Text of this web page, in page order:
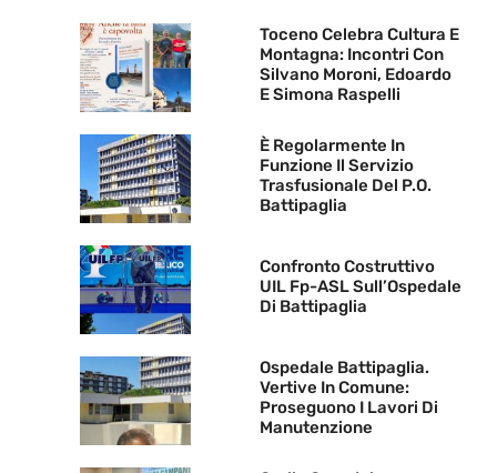
Toceno Celebra Cultura E
Montagna: Incontri Con
Silvano Moroni, Edoardo
E Simona Raspelli
È Regolarmente In
Funzione Il Servizio
Trasfusionale Del P.O.
Battipaglia
Confronto Costruttivo
UIL Fp-ASL Sull’Ospedale
Di Battipaglia
Ospedale Battipaglia.
Vertive In Comune:
Proseguono I Lavori Di
Manutenzione